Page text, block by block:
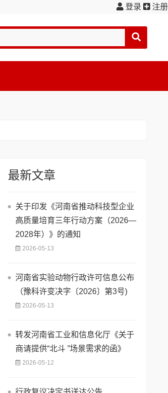
登录 注册
最新文章
关于印发《河南省推动科技型企业
高质量培育三年行动方案（2026—
2028年）》的通知
2026-05-13
河南省实验动物行政许可信息公布
（豫科许变决字〔2026〕第3号)
2026-05-13
转发河南省工业和信息化厅《关于
商请提供“北斗 ”场景需求的函》
2026-05-12